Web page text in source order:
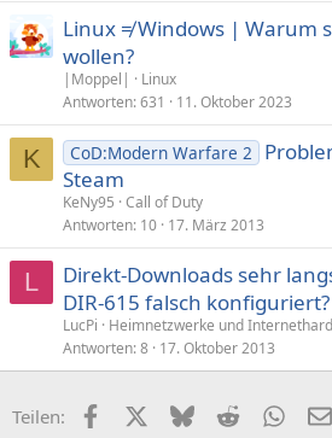
Linux ≠ Windows | Warum
wollen?
|Moppel|
Linux
Antworten 631 11. Oktober 2023
K CoD:Modern Warfare 2
Steam
KeNy95 Call of Duty
Antworten 10 17. März 2013
L
Direkt-Downloads sehr
DIR-615 falsch konfiguriert?
LucPi
Heimnetzwerke und
Antworten 8 17. Oktober 2013
Teilen: FacebookX (Twitter)
BlueskyReddit